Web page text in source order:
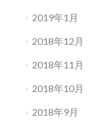
2019年1月
2018年12月
2018年11月
2018年10月
2018年9月